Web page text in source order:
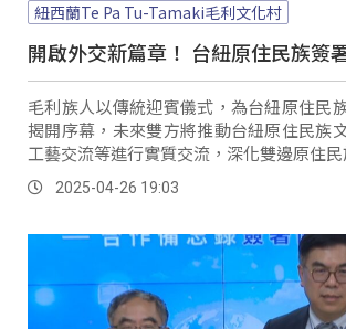
紐西蘭Te Pa Tu-Tamaki毛利文化村
開啟外交新篇章！ 台紐原住民族簽
毛利族人以傳統迎賓儀式，為台紐原住民
揭開序幕，未來雙方將推動台紐原住民族
工藝交流等進行實質交流，深化雙邊原住民
2025-04-26 19:03